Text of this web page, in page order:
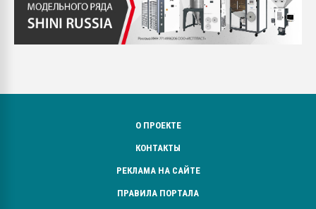
О ПРОЕКТЕ
КОНТАКТЫ
РЕКЛАМА НА САЙТЕ
ПРАВИЛА ПОРТАЛА